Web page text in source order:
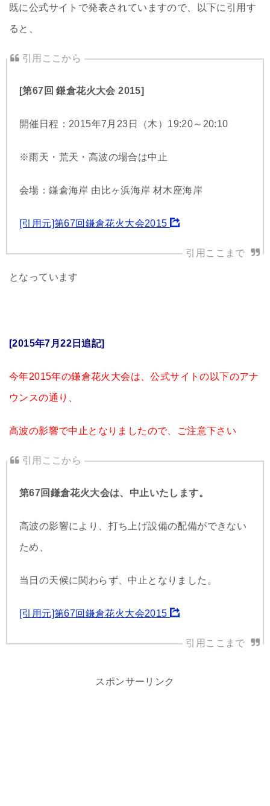
既に公式サイトで発表されていますので、以下に引用す
ると、
[第67回 鎌倉花火大会 2015]
開催日程：2015年7月23日（木）19:20～20:10
※雨天・荒天・高波の場合は中止
会場：鎌倉海岸 由比ヶ浜海岸 材木座海岸
[引用元]第67回鎌倉花火大会2015
となっています
[2015年7月22日追記]
今年2015年の鎌倉花火大会は、公式サイトの以下のアナ
ウンスの通り、
高波の影響で中止となりましたので、ご注意下さい
第67回鎌倉花火大会は、中止いたします。
高波の影響により、打ち上げ設備の配備ができない
ため、
当日の天候に関わらず、中止となりました。
[引用元]第67回鎌倉花火大会2015
スポンサーリンク